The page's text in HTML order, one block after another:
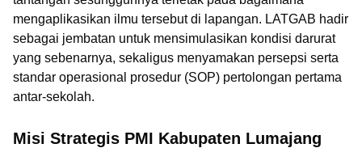
mengaplikasikan ilmu tersebut di lapangan. LATGAB hadir
sebagai jembatan untuk mensimulasikan kondisi darurat
yang sebenarnya, sekaligus menyamakan persepsi serta
standar operasional prosedur (SOP) pertolongan pertama
antar-sekolah.
Misi Strategis PMI Kabupaten Lumajang